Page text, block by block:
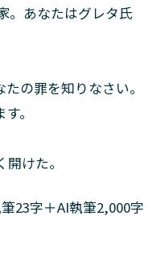
あなたはグレタ氏
の罪を知りなさい。
。
けた。
23字＋AI執筆2,000字